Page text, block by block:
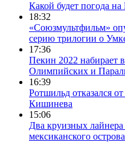
Какой будет погода на
18:32
«Союзмультфильм»
серию трилогии о
17:36
Пекин 2022 набирает
Олимпийских и
16:39
Ротшильд отказался
Кишинева
15:06
Два круизных
мексиканского